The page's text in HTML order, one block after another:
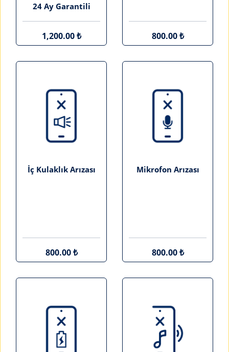
24 Ay Garantili
1,200.00 ₺ 800.00 ₺
İç Kulaklık Arızası
800.00 ₺
Mikrofon Arızası
800.00 ₺